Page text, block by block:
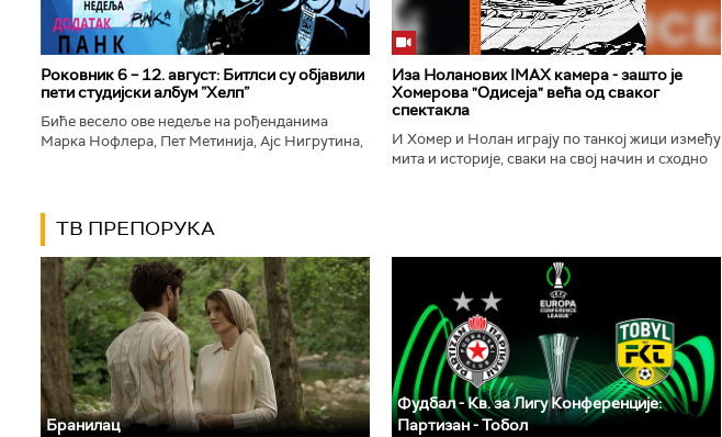
Роковник 6 – 12. август: Битлси су објавили
пети студијски албум ”Хелп”
Биће весело ове недеље на рођенданима
Марка Нофлера, Пет Метинија, Ајс Нигрутина,
Иза Ноланових IMAX камера - зашто је
Хомерова "Одисеја" већа од сваког
спектакла
И Хомер и Нолан играју по танкој жици између
мита и историје, сваки на свој начин и сходно
ТВ ПРЕПОРУКА
Бранилац
Фудбал - Кв. за Лигу Конференције:
Партизан - Тобол